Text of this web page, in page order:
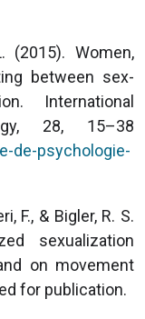
(2015). Women,
between sex-
International
28, 15–38
de-psychologie-
F., & Bigler, R. S.
sexualization
on movement
for publication.